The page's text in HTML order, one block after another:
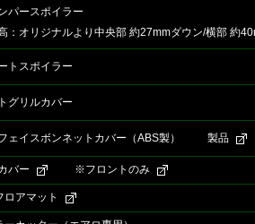
パースポイラー
高：オリジナルより中央部 約27mmダウン/横部 約
トスポイラー
グリルカバー
ェイスボンネットカバー（ABS製） 製品
バー ※フロントのみ
ロアマット